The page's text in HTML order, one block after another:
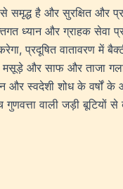
समृद्ध है और सुरक्षित और
ध्यान और ग्राहक सेवा
प्रदूषित वातावरण
मसूड़े और साफ और ताजा
और स्वदेशी शोध के वर्षों के
वाली जड़ी बूटियों से